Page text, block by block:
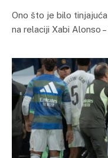
Ono što je bilo
na relaciji Xabi Alonso